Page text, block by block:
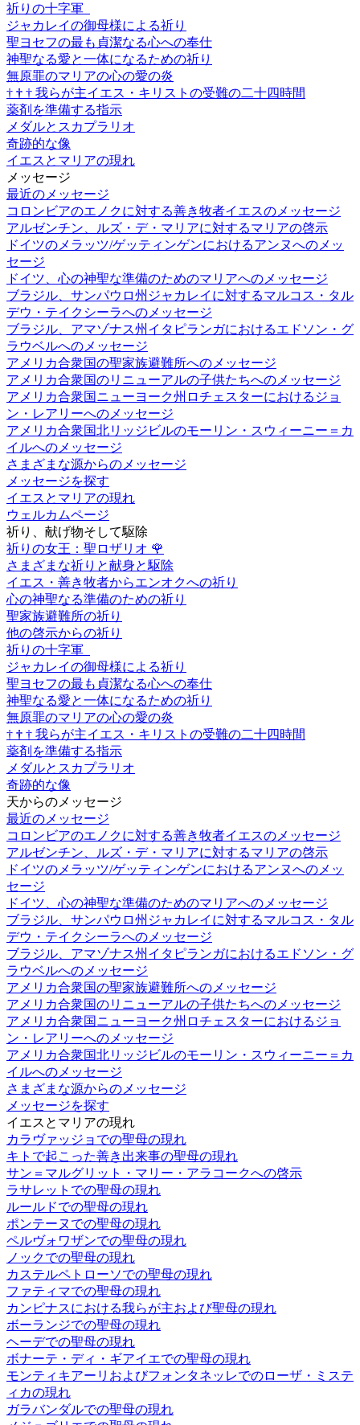
祈りの十字軍
ジャカレイの御母様による祈り
聖ヨセフの最も貞潔なる心への奉仕
神聖なる愛と一体になるための祈り
無原罪のマリアの心の愛の炎
† † † 我らが主イエス・キリストの受難の二十四時間
薬剤を準備する指示
メダルとスカプラリオ
奇跡的な像
イエスとマリアの現れ
メッセージ
最近のメッセージ
コロンビアのエノクに対する善き牧者イエスのメッセージ
アルゼンチン、ルズ・デ・マリアに対するマリアの啓示
ドイツのメラッツ/ゲッティンゲンにおけるアンヌへのメッ
セージ
ドイツ、心の神聖な準備のためのマリアへのメッセージ
ブラジル、サンパウロ州ジャカレイに対するマルコス・タル
デウ・テイクシーラへのメッセージ
ブラジル、アマゾナス州イタピランガにおけるエドソン・グ
ラウベルへのメッセージ
アメリカ合衆国の聖家族避難所へのメッセージ
アメリカ合衆国のリニューアルの子供たちへのメッセージ
アメリカ合衆国ニューヨーク州ロチェスターにおけるジョ
ン・レアリーへのメッセージ
アメリカ合衆国北リッジビルのモーリン・スウィーニー＝カ
イルへのメッセージ
さまざまな源からのメッセージ
メッセージを探す
イエスとマリアの現れ
ウェルカムページ
祈り、献げ物そして駆除
祈りの女王：聖ロザリオ 🌹
さまざまな祈りと献身と駆除
イエス・善き牧者からエンオクへの祈り
心の神聖なる準備のための祈り
聖家族避難所の祈り
他の啓示からの祈り
祈りの十字軍
ジャカレイの御母様による祈り
聖ヨセフの最も貞潔なる心への奉仕
神聖なる愛と一体になるための祈り
無原罪のマリアの心の愛の炎
† † † 我らが主イエス・キリストの受難の二十四時間
薬剤を準備する指示
メダルとスカプラリオ
奇跡的な像
天からのメッセージ
最近のメッセージ
コロンビアのエノクに対する善き牧者イエスのメッセージ
アルゼンチン、ルズ・デ・マリアに対するマリアの啓示
ドイツのメラッツ/ゲッティンゲンにおけるアンヌへのメッ
セージ
ドイツ、心の神聖な準備のためのマリアへのメッセージ
ブラジル、サンパウロ州ジャカレイに対するマルコス・タル
デウ・テイクシーラへのメッセージ
ブラジル、アマゾナス州イタピランガにおけるエドソン・グ
ラウベルへのメッセージ
アメリカ合衆国の聖家族避難所へのメッセージ
アメリカ合衆国のリニューアルの子供たちへのメッセージ
アメリカ合衆国ニューヨーク州ロチェスターにおけるジョ
ン・レアリーへのメッセージ
アメリカ合衆国北リッジビルのモーリン・スウィーニー＝カ
イルへのメッセージ
さまざまな源からのメッセージ
メッセージを探す
イエスとマリアの現れ
カラヴァッジョでの聖母の現れ
キトで起こった善き出来事の聖母の現れ
サン＝マルグリット・マリー・アラコークへの啓示
ラサレットでの聖母の現れ
ルールドでの聖母の現れ
ポンテーヌでの聖母の現れ
ペルヴォワザンでの聖母の現れ
ノックでの聖母の現れ
カステルペトローソでの聖母の現れ
ファティマでの聖母の現れ
カンピナスにおける我らが主および聖母の現れ
ボーランジでの聖母の現れ
ヘーデでの聖母の現れ
ボナーテ・ディ・ギアイエでの聖母の現れ
モンティキアーリおよびフォンタネッレでのローザ・ミステ
ィカの現れ
ガラバンダルでの聖母の現れ